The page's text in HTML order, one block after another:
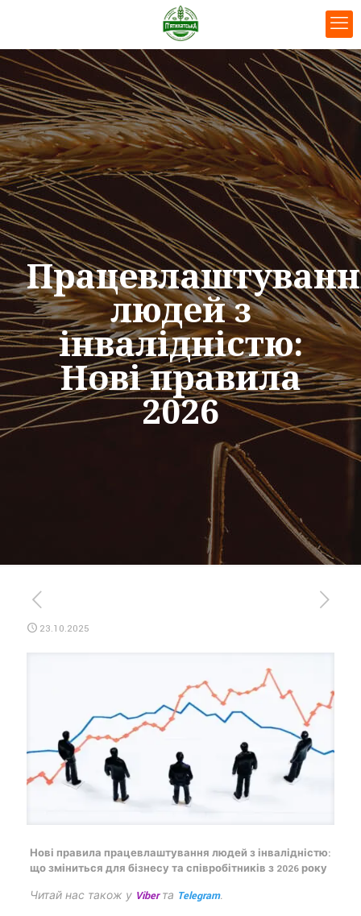
людей з
інвалідністю:
Нові правила
2026
23.10.2025
Нові правила працевлаштування людей з інвалідністю:
що зміниться для бізнесу та співробітників з 2026 року
Читай нас також у Viberта Telegram.